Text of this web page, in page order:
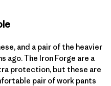
and a pair of the heavier
ago. The Iron Forge are a
protection, but these are
pair of work pants